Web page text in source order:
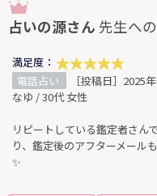
占いの源さん 先生へ
満足度：
電話占い
［投稿日］2025
なゆ / 30代 女性
リピートしている鑑定者さん
り、鑑定後のアフターメール
✨